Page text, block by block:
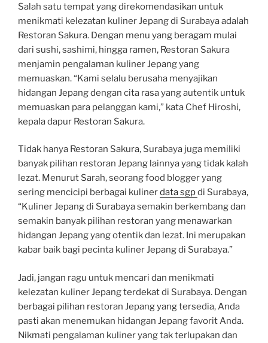
Salah satu tempat yang direkomendasikan untuk
menikmati kelezatan kuliner Jepang di Surabaya adalah
Restoran Sakura. Dengan menu yang beragam mulai
dari sushi, sashimi, hingga ramen, Restoran Sakura
menjamin pengalaman kuliner Jepang yang
memuaskan. “Kami selalu berusaha menyajikan
hidangan Jepang dengan cita rasa yang autentik untuk
memuaskan para pelanggan kami,” kata Chef Hiroshi,
kepala dapur Restoran Sakura.
Tidak hanya Restoran Sakura, Surabaya juga memiliki
banyak pilihan restoran Jepang lainnya yang tidak kalah
lezat. Menurut Sarah, seorang food blogger yang
sering mencicipi berbagai kulinerdata sgpdi Surabaya,
“Kuliner Jepang di Surabaya semakin berkembang dan
semakin banyak pilihan restoran yang menawarkan
hidangan Jepang yang otentik dan lezat. Ini merupakan
kabar baik bagi pecinta kuliner Jepang di Surabaya.”
Jadi, jangan ragu untuk mencari dan menikmati
kelezatan kuliner Jepang terdekat di Surabaya. Dengan
berbagai pilihan restoran Jepang yang tersedia, Anda
pasti akan menemukan hidangan Jepang favorit Anda.
Nikmati pengalaman kuliner yang tak terlupakan dan